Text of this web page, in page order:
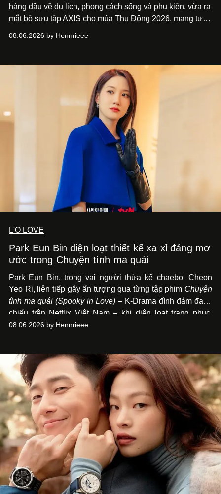
hàng đầu về du lịch, phong cách sống và phụ kiện, vừa ra
mắt bộ sưu tập AXIS cho mùa Thu Đông 2026, mang tư
08.06.2026 by Hennrieee
L'O LOVE
Park Eun Bin diện loạt thiết kế xa xỉ đáng mơ
ước trong Chuyện tình ma quái
Park Eun Bin, trong vai người thừa kế chaebol Cheon
Yeo Ri, liên tiếp gây ấn tượng qua từng tập phim Chuyện
tình ma quái (Spooky in Love) – K-Drama đình đám đang
chiếu trên Netflix Việt Nam – khi diện loạt trang phục,
đồng hồ & trang sức xa xỉ tương xứng với địa vị trên màn
08.06.2026 by Hennrieee